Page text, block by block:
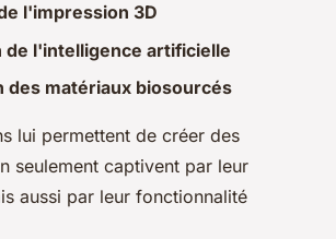
l'impression 3D
de l'intelligence artificielle
des matériaux biosourcés
lui permettent de créer des
seulement captivent par leur
aussi par leur fonctionnalité